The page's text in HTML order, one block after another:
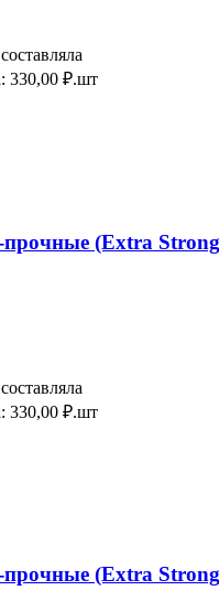
330,00 ₽.шт
(Extra
330,00 ₽.шт
(Extra